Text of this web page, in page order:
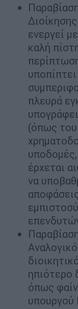
ενεργεί
καλή
πλευρά
(όπως του
έρχεται
να
ηπιότερο
όπως
υπουργού